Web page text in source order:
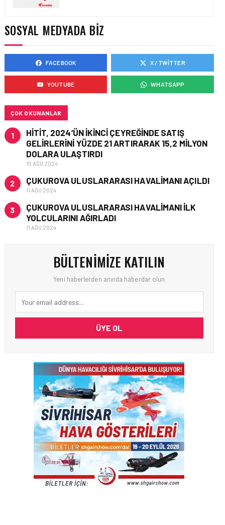
OLDU
KARGO • 06 TEM 2026
FLYDUBAI’DEN SABIHA
GÖKÇEN’E GÜNLÜK
UÇUŞLAR VE KARGO
SOSYAL MEDYADA BIZ
FACEBOOK X / TWITTER
YOUTUBE WHATSAPP
ÇOK OKUNANLAR
1
HITIT, 2024’ÜN IKINCI ÇEYREĞINDE SATIŞ
GELIRLERINI YÜZDE 21 ARTIRARAK 15,2 MILYON
DOLARA ULAŞTIRDI
10 AĞU 2024
2 ÇUKUROVA ULUSLARARASI HAVALIMANI AÇILDI
11 AĞU 2024
3
ÇUKUROVA ULUSLARARASI HAVALIMANI İLK
YOLCULARINI AĞIRLADI
11 AĞU 2024
BÜLTENIMIZE KATILIN
Yeni haberlerden anında haberdar olun
ÜYE OL